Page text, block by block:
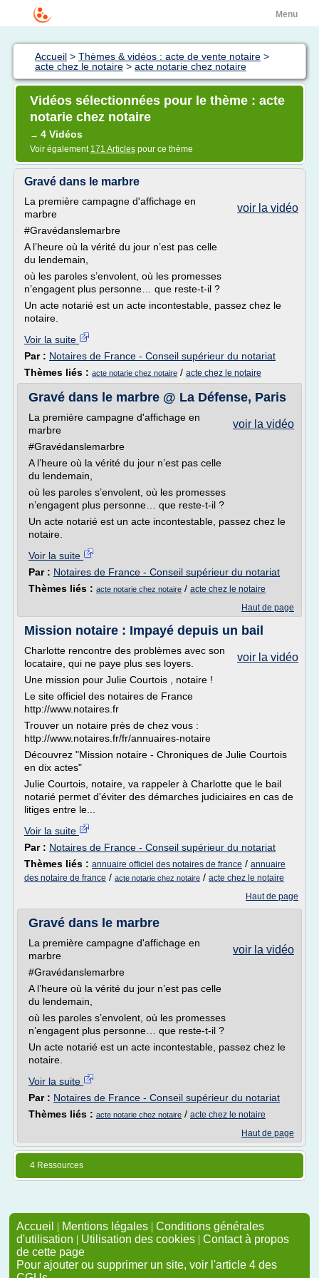
Menu
Accueil > Thèmes & vidéos : acte de vente notaire >
acte chez le notaire > acte notarie chez notaire
Vidéos sélectionnées pour le thème : acte
notarie chez notaire
→ 4 Vidéos
Voir également 171 Articles pour ce thème
Gravé dans le marbre
voir la vidéo
La première campagne d'affichage en
marbre
#Gravédanslemarbre
A l’heure où la vérité du jour n’est pas celle
du lendemain,
où les paroles s’envolent, où les promesses
n’engagent plus personne… que reste-t-il ?
Un acte notarié est un acte incontestable, passez chez le
notaire.
Voir la suite
Par : Notaires de France - Conseil supérieur du notariat
Thèmes liés : acte notarie chez notaire / acte chez le notaire
Gravé dans le marbre @ La Défense, Paris
voir la vidéo
La première campagne d'affichage en
marbre
#Gravédanslemarbre
A l’heure où la vérité du jour n’est pas celle
du lendemain,
où les paroles s’envolent, où les promesses
n’engagent plus personne… que reste-t-il ?
Un acte notarié est un acte incontestable, passez chez le
notaire.
Voir la suite
Par : Notaires de France - Conseil supérieur du notariat
Thèmes liés : acte notarie chez notaire / acte chez le notaire
Haut de page
Mission notaire : Impayé depuis un bail
voir la vidéo
Charlotte rencontre des problèmes avec son
locataire, qui ne paye plus ses loyers.
Une mission pour Julie Courtois , notaire !
Le site officiel des notaires de France
http://www.notaires.fr
Trouver un notaire près de chez vous :
http://www.notaires.fr/fr/annuaires-notaire
Découvrez "Mission notaire - Chroniques de Julie Courtois
en dix actes"
Julie Courtois, notaire, va rappeler à Charlotte que le bail
notarié permet d'éviter des démarches judiciaires en cas de
litiges entre le...
Voir la suite
Par : Notaires de France - Conseil supérieur du notariat
Thèmes liés : annuaire officiel des notaires de france / annuaire
des notaire de france / acte notarie chez notaire / acte chez le notaire
Haut de page
Gravé dans le marbre
voir la vidéo
La première campagne d'affichage en
marbre
#Gravédanslemarbre
A l’heure où la vérité du jour n’est pas celle
du lendemain,
où les paroles s’envolent, où les promesses
n’engagent plus personne… que reste-t-il ?
Un acte notarié est un acte incontestable, passez chez le
notaire.
Voir la suite
Par : Notaires de France - Conseil supérieur du notariat
Thèmes liés : acte notarie chez notaire / acte chez le notaire
Haut de page
4 Ressources
Accueil | Mentions légales | Conditions générales
d'utilisation | Utilisation des cookies | Contact à propos
de cette page
Pour ajouter ou supprimer un site, voir l'article 4 des